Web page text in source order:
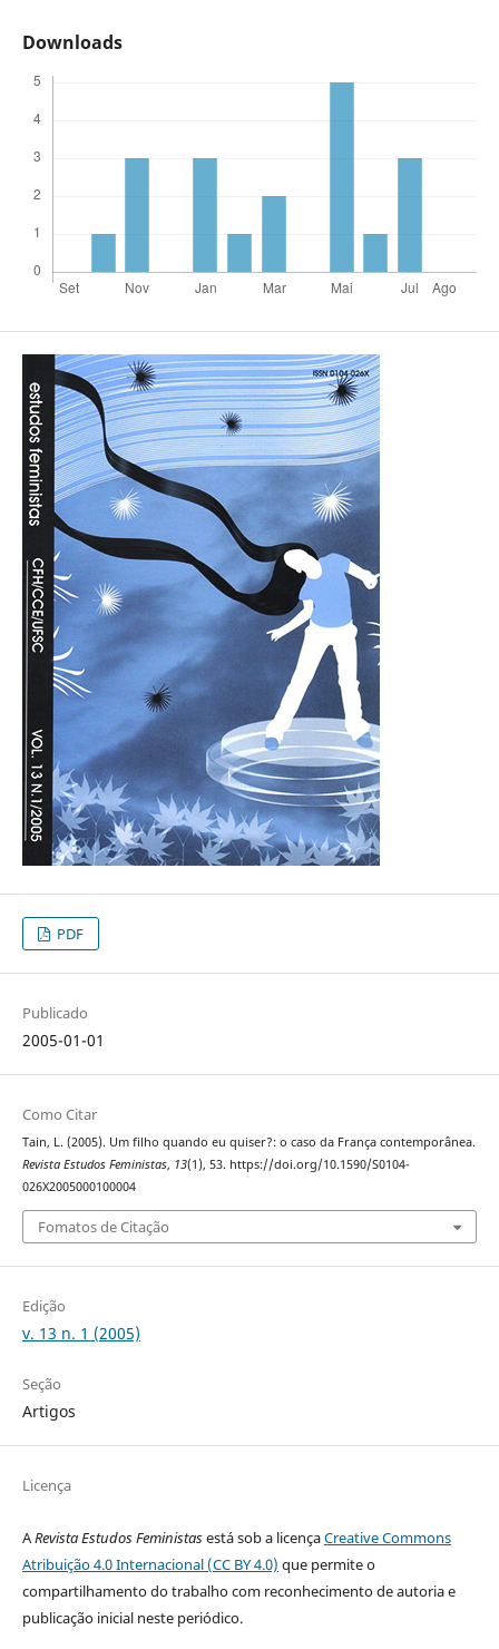
Downloads
PDF
Publicado
2005-01-01
Como Citar
Tain, L. (2005). Um filho quando eu quiser?: o caso da França contemporânea.
Revista Estudos Feministas, 13(1), 53. https://doi.org/10.1590/S0104-
026X2005000100004
Fomatos de Citação
Edição
v. 13 n. 1 (2005)
Seção
Artigos
Licença
ARevista Estudos Feministasestá sob a licençaCreative Commons
Atribuição 4.0 Internacional (CC BY 4.0) que permite o
compartilhamento do trabalho com reconhecimento de autoria e
publicação inicial neste periódico.